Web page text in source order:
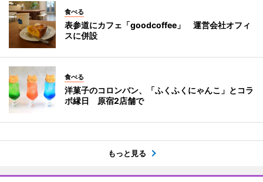
食べる
表参道にカフェ「goodcoffee」 運営会社オフィ
スに併設
食べる
洋菓子のコロンバン、「ふくふくにゃんこ」とコラ
ボ縁日 原宿2店舗で
もっと見る